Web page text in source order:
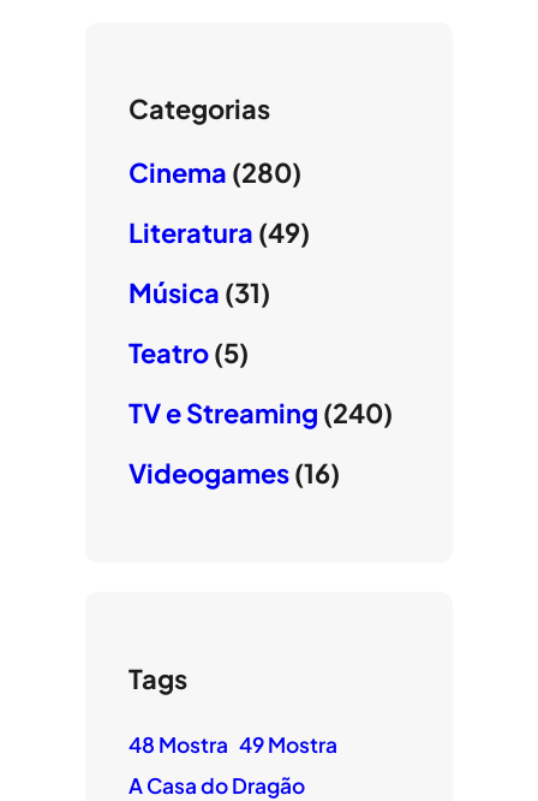
Categorias
Cinema (280)
Literatura (49)
Música (31)
Teatro(5)
TV e Streaming (240)
Videogames(16)
Tags
48 Mostra 49 Mostra
A Casa do Dragão